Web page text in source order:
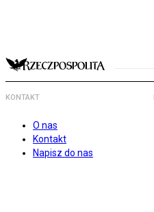
KONTAKT
O nas
Kontakt
Napisz do nas